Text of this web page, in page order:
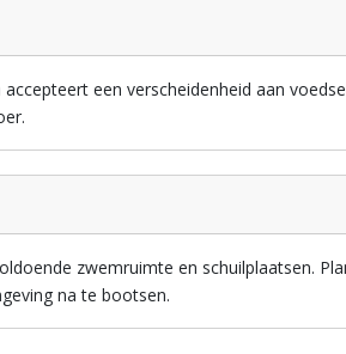
een verscheidenheid aan
zwemruimte en schuilplaatsen.
na te bootsen.